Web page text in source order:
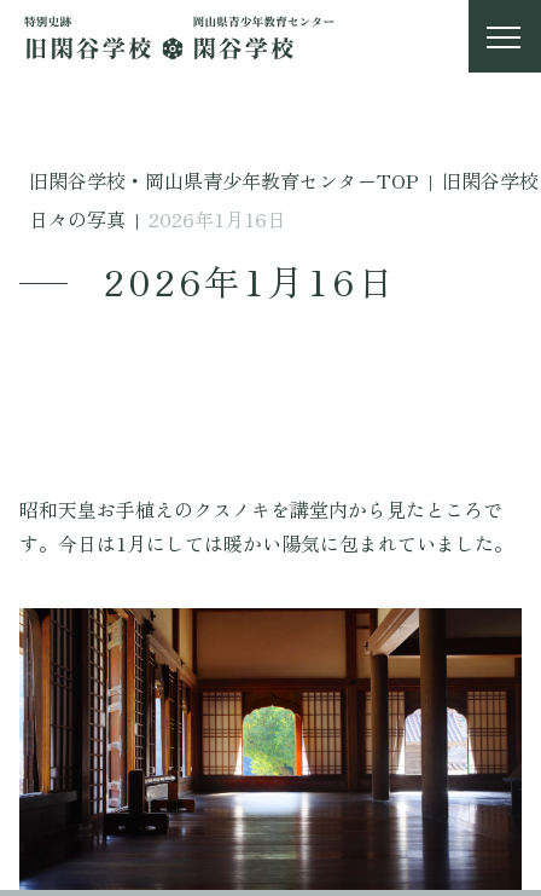
旧閑谷学校・岡山県青少年教育センターTOP | 旧閑谷学校
日々の写真 | 2026年1月16日
2026年1月16日
昭和天皇お手植えのクスノキを講堂内から見たところで
す。今日は1月にしては暖かい陽気に包まれていました。